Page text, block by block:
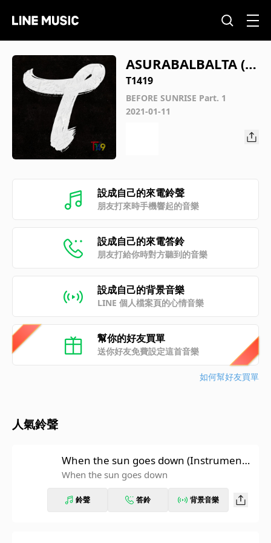
ASURABALBALTA (In
strumental)
T1419
BEFORE SUNRISE Part. 1
2021-01-11
設成自己的來電鈴聲
朋友打來時手機響起的音樂
設成自己的來電答鈴
朋友打給你時對方聽到的音樂
設成自己的背景音樂
LINE 個人檔案頁的心情音樂
幫你的好友買單
送你好友免費設定這首音樂
如何幫好友買單
人氣鈴聲
When the sun goes down (Instrumenta
l)
When the sun goes down
鈴聲 答鈴 背景音樂